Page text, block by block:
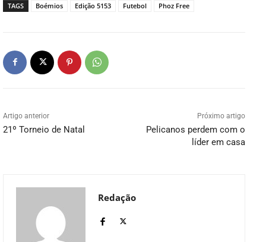
TAGS Boémios Edição 5153 Futebol Phoz Free
Artigo anterior
21º Torneio de Natal
Próximo artigo
Pelicanos perdem com o
líder em casa
Redação